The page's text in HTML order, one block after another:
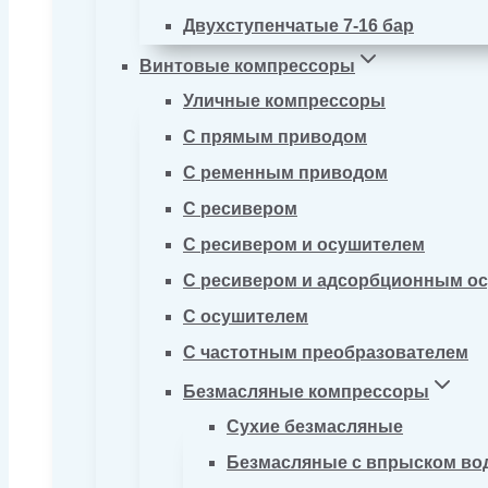
Двухступенчатые 7-16 бар
Винтовые компрессоры
Уличные компрессоры
С прямым приводом
С ременным приводом
С ресивером
С ресивером и осушителем
С ресивером и адсорбционным
С осушителем
С частотным преобразователем
Безмасляные компрессоры
Сухие безмасляные
Безмасляные с впрыском